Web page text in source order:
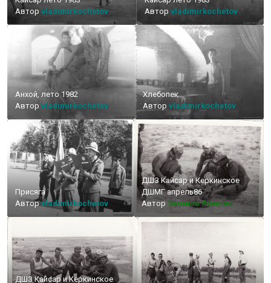
Автор vladimirkochetov
Авторvladimirkochetov
Анхой, лето 1982
Автор vladimirkochetov
Хлебопек
Автор vladimirkochetov
Присяга
Авторvladimirkochetov
ДШЗ Кайсар и Керкинское
ДШМГ апрель86
Автор Зеленов Алексей
ДШЗ Кайсар и Керкинское